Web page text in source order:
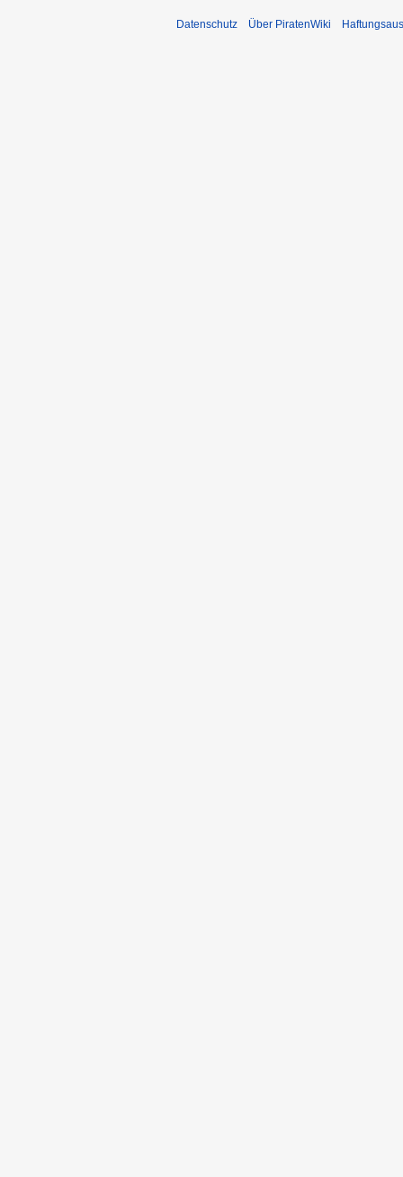
Datenschutz Über PiratenWiki